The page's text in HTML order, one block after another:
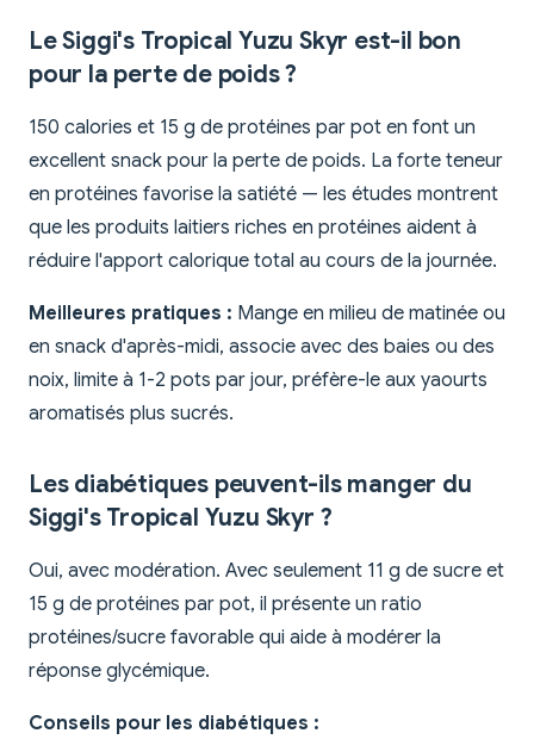
Le Siggi's Tropical Yuzu Skyr est-il bon
pour la perte de poids ?
150 calories et 15 g de protéines par pot en font un
excellent snack pour la perte de poids. La forte teneur
en protéines favorise la satiété — les études montrent
que les produits laitiers riches en protéines aident à
réduire l'apport calorique total au cours de la journée.
Meilleures pratiques : Mange en milieu de matinée ou
en snack d'après-midi, associe avec des baies ou des
noix, limite à 1-2 pots par jour, préfère-le aux yaourts
aromatisés plus sucrés.
Les diabétiques peuvent-ils manger du
Siggi's Tropical Yuzu Skyr ?
Oui, avec modération. Avec seulement 11 g de sucre et
15 g de protéines par pot, il présente un ratio
protéines/sucre favorable qui aide à modérer la
réponse glycémique.
Conseils pour les diabétiques :